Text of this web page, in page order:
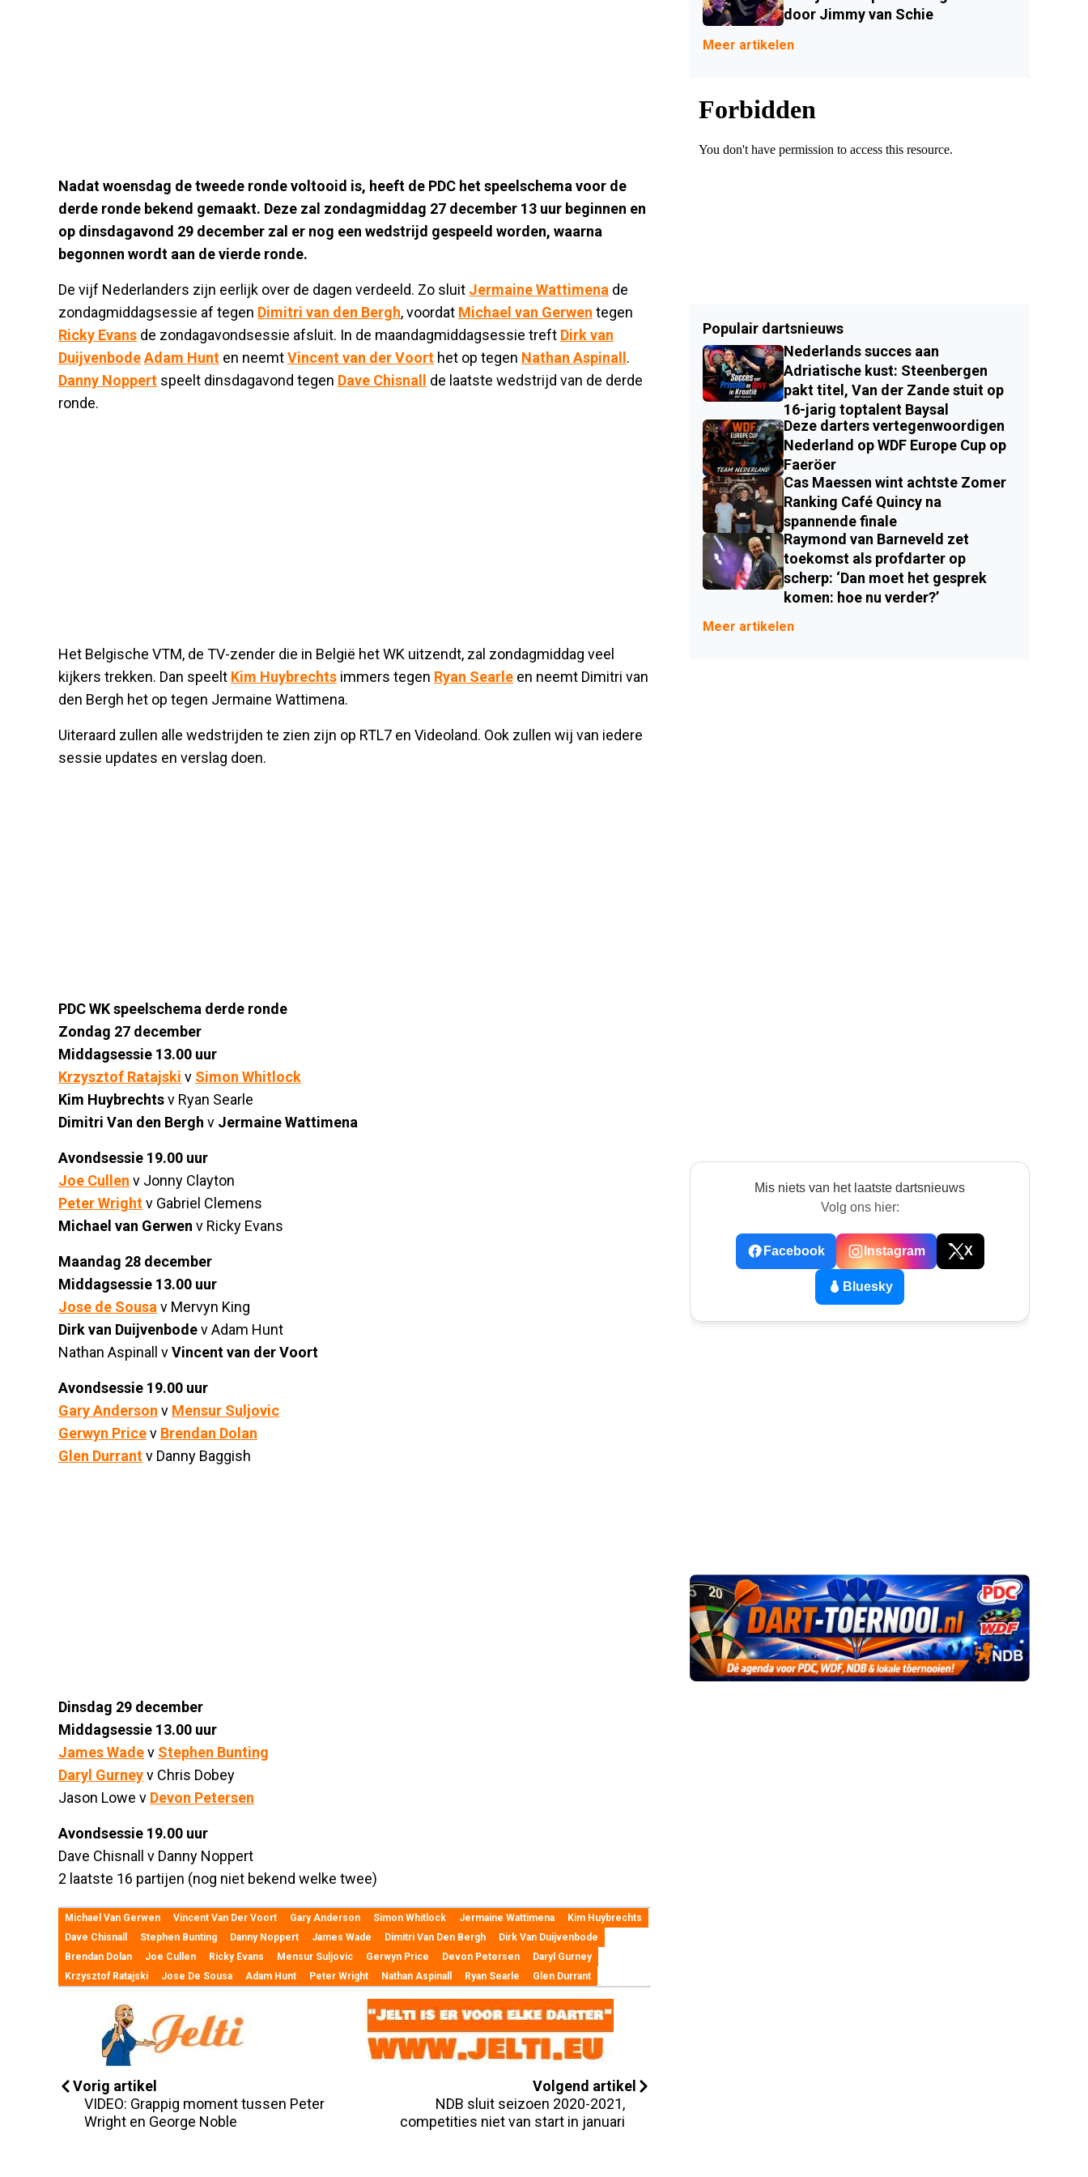
Nadat woensdag de tweede ronde voltooid is, heeft de PDC het speelschema voor de
derde ronde bekend gemaakt. Deze zal zondagmiddag 27 december 13 uur beginnen en
op dinsdagavond 29 december zal er nog een wedstrijd gespeeld worden, waarna
begonnen wordt aan de vierde ronde.
De vijf Nederlanders zijn eerlijk over de dagen verdeeld. Zo sluit Jermaine Wattimena de
zondagmiddagsessie af tegen Dimitri van den Bergh, voordat Michael van Gerwen tegen
Ricky Evans de zondagavondsessie afsluit. In de maandagmiddagsessie treft Dirk van
DuijvenbodeAdam Hunt en neemtVincent van der Voort het op tegen Nathan Aspinall.
Danny Noppert speelt dinsdagavond tegen Dave Chisnall de laatste wedstrijd van de derde
ronde.
Het Belgische VTM, de TV-zender die in België het WK uitzendt, zal zondagmiddag veel
kijkers trekken. Dan speelt Kim Huybrechts immers tegen Ryan Searle en neemt Dimitri van
den Bergh het op tegen Jermaine Wattimena.
Uiteraard zullen alle wedstrijden te zien zijn op RTL7 en Videoland. Ook zullen wij van iedere
sessie updates en verslag doen.
PDC WK speelschema derde ronde
Zondag 27 december
Middagsessie 13.00 uur
Krzysztof Ratajski v Simon Whitlock
Kim Huybrechtsv Ryan Searle
Dimitri Van den Bergh v Jermaine Wattimena
Avondsessie 19.00 uur
Joe Cullen v Jonny Clayton
Peter Wrightv Gabriel Clemens
Michael van Gerwen v Ricky Evans
Maandag 28 december
Middagsessie 13.00 uur
Jose de Sousa v Mervyn King
Dirk van Duijvenbodev Adam Hunt
Nathan Aspinall vVincent van der Voort
Avondsessie 19.00 uur
Gary Anderson v Mensur Suljovic
Gerwyn Pricev Brendan Dolan
Glen Durrantv Danny Baggish
Dinsdag 29 december
Middagsessie 13.00 uur
James Wadev Stephen Bunting
Daryl Gurneyv Chris Dobey
Jason Lowe v Devon Petersen
Avondsessie 19.00 uur
Dave Chisnall v Danny Noppert
2 laatste 16 partijen (nog niet bekend welke twee)
Michael Van Gerwen Vincent Van Der Voort Gary Anderson Simon Whitlock Jermaine Wattimena
Kim Huybrechts
Dave Chisnall
Stephen Bunting Danny Noppert James Wade Dimitri Van Den Bergh
Dirk Van Duijvenbode
Brendan Dolan
Joe Cullen Ricky Evans Mensur Suljovic Gerwyn Price Devon Petersen
Daryl Gurney
Krzysztof Ratajski
Jose De Sousa Adam Hunt Peter Wright Nathan Aspinall Ryan Searle Glen Durrant
Vorig artikel
VIDEO: Grappig moment tussen Peter
Wright en George Noble
Volgend artikel
NDB sluit seizoen 2020-2021,
competities niet van start in januari
door Jimmy van Schie
Meer artikelen
Populair dartsnieuws
Nederlands succes aan
Adriatische kust: Steenbergen
pakt titel, Van der Zande stuit op
16-jarig toptalent Baysal
Deze darters vertegenwoordigen
Nederland op WDF Europe Cup op
Faeröer
Cas Maessen wint achtste Zomer
Ranking Café Quincy na
spannende finale
Raymond van Barneveld zet
toekomst als profdarter op
scherp: ‘Dan moet het gesprek
komen: hoe nu verder?’
Meer artikelen
Mis niets van het laatste dartsnieuws
Volg ons hier:
Facebook Instagram X
Bluesky